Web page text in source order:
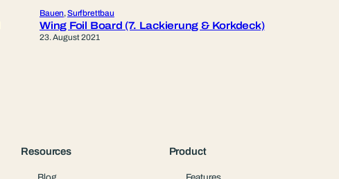
Bauen, Surfbrettbau
Wing Foil Board (7. Lackierung & Korkdeck)
23. August 2021
Resources Product